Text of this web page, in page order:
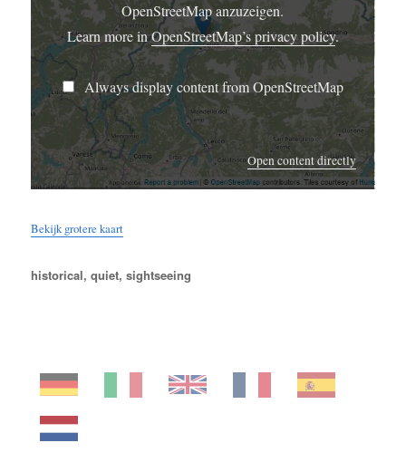
OpenStreetMap anzuzeigen.
Learn more inOpenStreetMap’s privacy policy.
Always display content from OpenStreetMap
Open content directly
Bekijk grotere kaart
Tags
historical,quiet,sightseeing